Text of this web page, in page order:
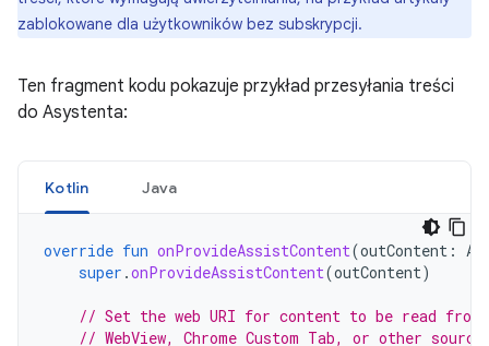
zablokowane dla użytkowników bez subskrypcji.
Ten fragment kodu pokazuje przykład przesyłania treści
do Asystenta:
Kotlin Java
override fun onProvideAssistContent(outContent :
super .onProvideAssistContent(outContent)
// Set the web URI for content to be read from
// WebView, Chrome Custom Tab, or other source